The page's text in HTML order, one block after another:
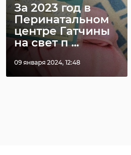
За 2023 год в
Перинатальном
центре Гатчины
на свет п ...
09 января 2024, 12:48